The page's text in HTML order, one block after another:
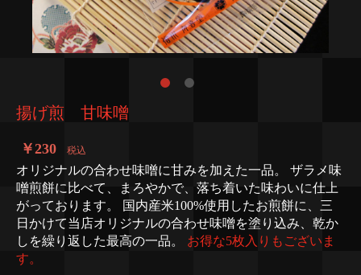
揚げ煎 甘味噌
￥230 税込
オリジナルの合わせ味噌に甘みを加えた一品。 ザラメ味
噌煎餅に比べて、まろやかで、落ち着いた味わいに仕上
がっております。 国内産米100%使用したお煎餅に、三
日かけて当店オリジナルの合わせ味噌を塗り込み、乾か
しを繰り返した最高の一品。 お得な5枚入りもございま
す。